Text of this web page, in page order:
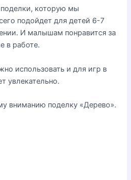
которую мы
подойдет для детей 6-7
И малышам понравится за
в работе.
использовать и для игр в
увлекательно.
вниманию поделку «Дерево».